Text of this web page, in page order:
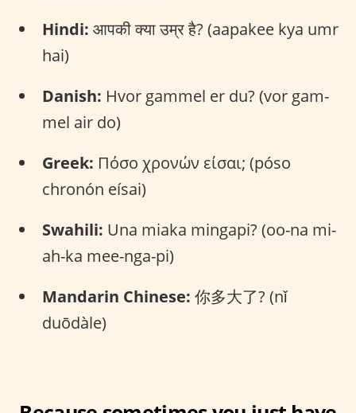
Hindi: आपकी क्या उम्र है? (aapakee kya umr
hai)
Danish: Hvor gammel er du? (vor gam-
mel air do)
Greek: Πόσο χρονών είσαι; (póso
chronón eísai)
Swahili: Una miaka mingapi? (oo-na mi-
ah-ka mee-nga-pi)
Mandarin Chinese: 你多大了? (nǐ
duōdàle)